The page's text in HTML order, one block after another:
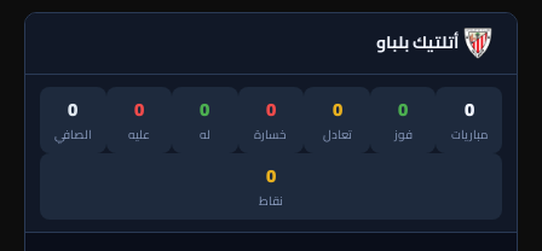
أتلتيك بلباو
0
مباريات
0
فوز
0
تعادل
0
خسارة
0
له
0
عليه
0
الصافي
0
نقاط